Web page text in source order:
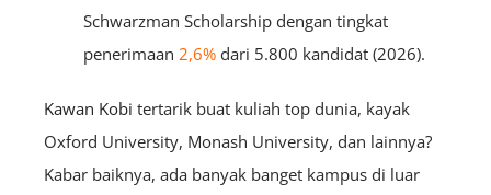
Schwarzman Scholarship dengan tingkat
penerimaan 2,6% dari 5.800 kandidat (2026).
Kawan Kobi tertarik buat kuliah top dunia, kayak
Oxford University, Monash University, dan lainnya?
Kabar baiknya, ada banyak banget kampus di luar